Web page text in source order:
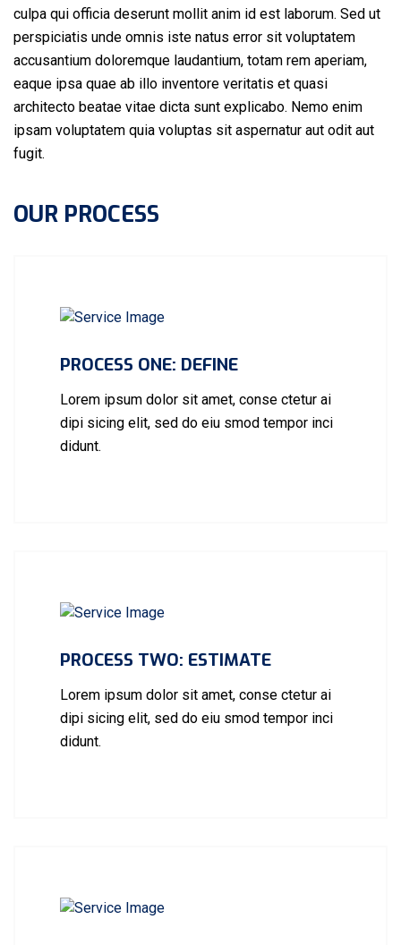
culpa qui officia deserunt mollit anim id est laborum. Sed ut
perspiciatis unde omnis iste natus error sit voluptatem
accusantium doloremque laudantium, totam rem aperiam,
eaque ipsa quae ab illo inventore veritatis et quasi
architecto beatae vitae dicta sunt explicabo. Nemo enim
ipsam voluptatem quia voluptas sit aspernatur aut odit aut
fugit.
OUR PROCESS
PROCESS ONE: DEFINE
Lorem ipsum dolor sit amet, conse ctetur ai
dipi sicing elit, sed do eiu smod tempor inci
didunt.
PROCESS TWO: ESTIMATE
Lorem ipsum dolor sit amet, conse ctetur ai
dipi sicing elit, sed do eiu smod tempor inci
didunt.